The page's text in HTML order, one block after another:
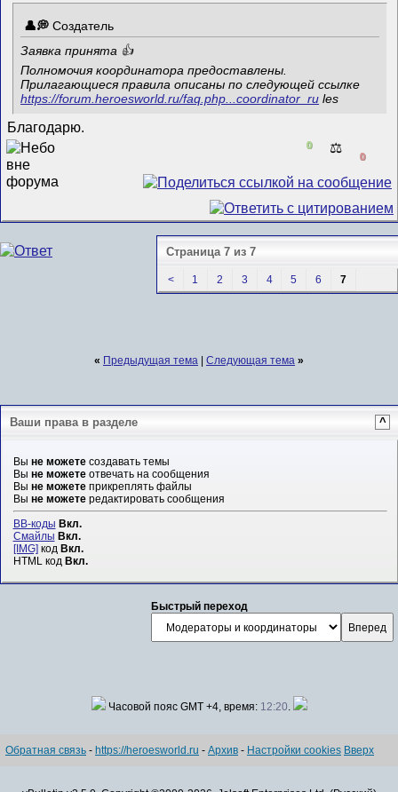
Создатель
Заявка принята 👍
Полномочия координатора предоставлены.
Прилагающиеся правила описаны по следующей ссылке
https://forum.heroesworld.ru/faq.php...coordinator_ru les
Благодарю.
0 ⚖️
0
Страница 7 из 7
< 1 2 3 4 5 6 7
« Предыдущая тема Следующая тема »
Ваши права в разделе ^
Вы не можетесоздавать темы
Вы не можетеотвечать на сообщения
Вы не можетеприкреплять файлы
Вы не можетередактировать сообщения
BB-коды Вкл.
Смайлы Вкл.
[IMG]код Вкл.
HTML код Вкл.
Быстрый переход
Часовой пояс GMT +4, время: 12:20.
Обратная связь - https://heroesworld.ru - Архив - Настройки cookies Вверх